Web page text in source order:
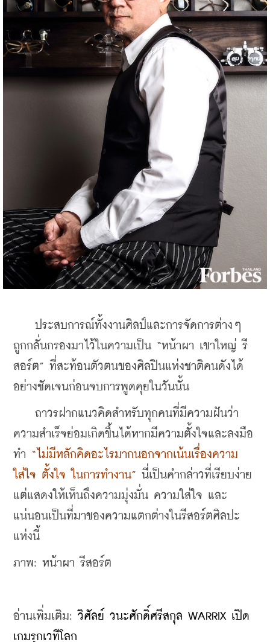
ประสบการณ์ทั้งงานศิลป์และการจัดการต่างๆ
ถูกกลั่นกรองมาไว้ในความเป็น “หน้าผา เขาใหญ่ รี
สอร์ต” ที่สะท้อนตัวตนของศิลปินแห่งชาติคนดังได้
อย่างชัดเจนก่อนจบการพูดคุยในวันนั้น
ถาวรฝากแนวคิดสำหรับทุกคนที่มีความฝันว่า
ความสำเร็จย่อมเกิดขึ้นได้หากมีความตั้งใจและลงมือ
ทำ “ไม่มีหลักคิดอะไรมากนอกจากเน้นเรื่องความ
ใส่ใจ ตั้งใจ ในการทำงาน” นี่เป็นคำกล่าวที่เรียบง่าย
แต่แสดงให้เห็นถึงความมุ่งมั่น ความใส่ใจ และ
แน่นอนเป็นที่มาของความแตกต่างในรีสอร์ตศิลปะ
แห่งนี้
ภาพ: หน้าผา รีสอร์ต
อ่านเพิ่มเติม: วิศัลย์ วนะศักดิ์ศรีสกุล WARRIX เปิด
เกมรุกเวทีโลก